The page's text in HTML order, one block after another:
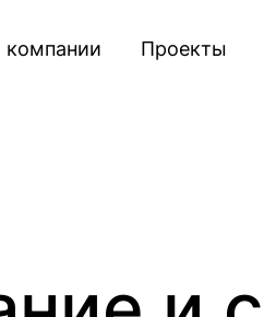
компании Проекты